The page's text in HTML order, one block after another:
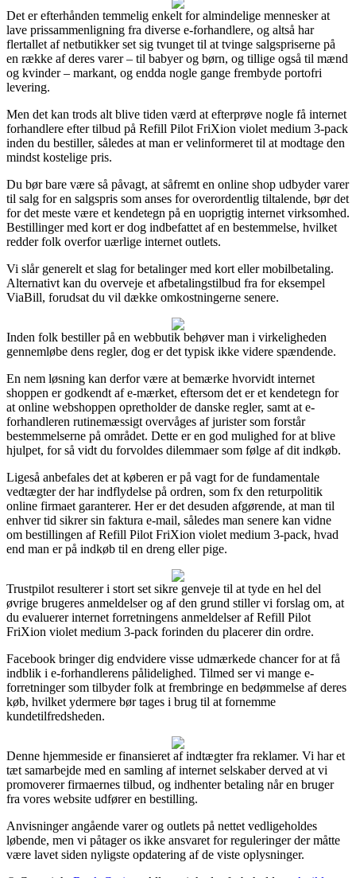
Det er efterhånden temmelig enkelt for almindelige mennesker at
lave prissammenligning fra diverse e-forhandlere, og altså har
flertallet af netbutikker set sig tvunget til at tvinge salgspriserne på
en række af deres varer – til babyer og børn, og tillige også til mænd
og kvinder – markant, og endda nogle gange frembyde portofri
levering.
Men det kan trods alt blive tiden værd at efterprøve nogle få internet
forhandlere efter tilbud på Refill Pilot FriXion violet medium 3-pack
inden du bestiller, således at man er velinformeret til at modtage den
mindst kostelige pris.
Du bør bare være så påvagt, at såfremt en online shop udbyder varer
til salg for en salgspris som anses for overordentlig tiltalende, bør det
for det meste være et kendetegn på en uoprigtig internet virksomhed.
Bestillinger med kort er dog indbefattet af en bestemmelse, hvilket
redder folk overfor uærlige internet outlets.
Vi slår generelt et slag for betalinger med kort eller mobilbetaling.
Alternativt kan du overveje et afbetalingstilbud fra for eksempel
ViaBill, forudsat du vil dække omkostningerne senere.
Inden folk bestiller på en webbutik behøver man i virkeligheden
gennemløbe dens regler, dog er det typisk ikke videre spændende.
En nem løsning kan derfor være at bemærke hvorvidt internet
shoppen er godkendt af e-mærket, eftersom det er et kendetegn for
at online webshoppen opretholder de danske regler, samt at e-
forhandleren rutinemæssigt overvåges af jurister som forstår
bestemmelserne på området. Dette er en god mulighed for at blive
hjulpet, for så vidt du forvoldes dilemmaer som følge af dit indkøb.
Ligeså anbefales det at køberen er på vagt for de fundamentale
vedtægter der har indflydelse på ordren, som fx den returpolitik
online firmaet garanterer. Her er det desuden afgørende, at man til
enhver tid sikrer sin faktura e-mail, således man senere kan vidne
om bestillingen af Refill Pilot FriXion violet medium 3-pack, hvad
end man er på indkøb til en dreng eller pige.
Trustpilot resulterer i stort set sikre genveje til at tyde en hel del
øvrige brugeres anmeldelser og af den grund stiller vi forslag om, at
du evaluerer internet forretningens anmeldelser af Refill Pilot
FriXion violet medium 3-pack forinden du placerer din ordre.
Facebook bringer dig endvidere visse udmærkede chancer for at få
indblik i e-forhandlerens pålidelighed. Tilmed ser vi mange e-
forretninger som tilbyder folk at frembringe en bedømmelse af deres
køb, hvilket ydermere bør tages i brug til at fornemme
kundetilfredsheden.
Denne hjemmeside er finansieret af indtægter fra reklamer. Vi har et
tæt samarbejde med en samling af internet selskaber derved at vi
promoverer firmaernes tilbud, og indhenter betaling når en bruger
fra vores website udfører en bestilling.
Anvisninger angående varer og outlets på nettet vedligeholdes
løbende, men vi påtager os ikke ansvaret for reguleringer der måtte
være lavet siden nyligste opdatering af de viste oplysninger.